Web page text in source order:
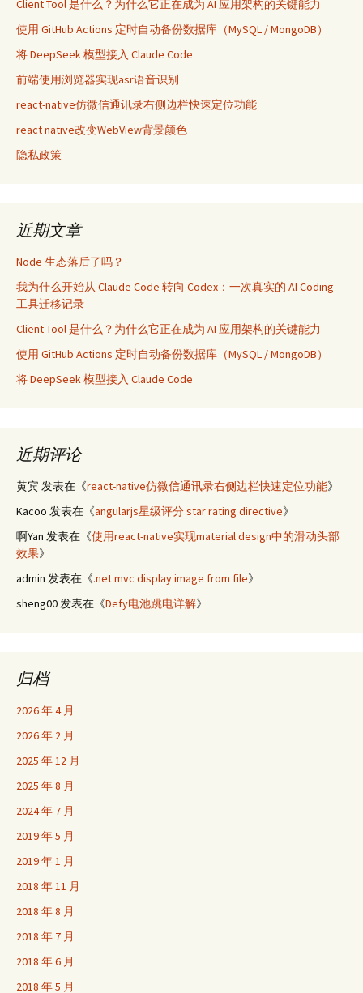
Client Tool 是什么？为什么它正在成为 AI 应用架构的关键能力
使用 GitHub Actions 定时自动备份数据库（MySQL / MongoDB）
将 DeepSeek 模型接入 Claude Code
前端使用浏览器实现asr语音识别
react-native仿微信通讯录右侧边栏快速定位功能
react native改变WebView背景颜色
隐私政策
近期文章
Node 生态落后了吗？
我为什么开始从 Claude Code 转向 Codex：一次真实的 AI Coding
工具迁移记录
Client Tool 是什么？为什么它正在成为 AI 应用架构的关键能力
使用 GitHub Actions 定时自动备份数据库（MySQL / MongoDB）
将 DeepSeek 模型接入 Claude Code
近期评论
黄宾发表在《react-native仿微信通讯录右侧边栏快速定位功能》
Kacoo 发表在《angularjs星级评分 star rating directive》
啊Yan 发表在《使用react-native实现material design中的滑动头部
效果》
admin 发表在《.net mvc display image from file》
sheng00发表在《Defy电池跳电详解》
归档
2026 年 4 月
2026 年 2 月
2025 年 12 月
2025 年 8 月
2024 年 7 月
2019 年 5 月
2019 年 1 月
2018 年 11 月
2018 年 8 月
2018 年 7 月
2018 年 6 月
2018 年 5 月